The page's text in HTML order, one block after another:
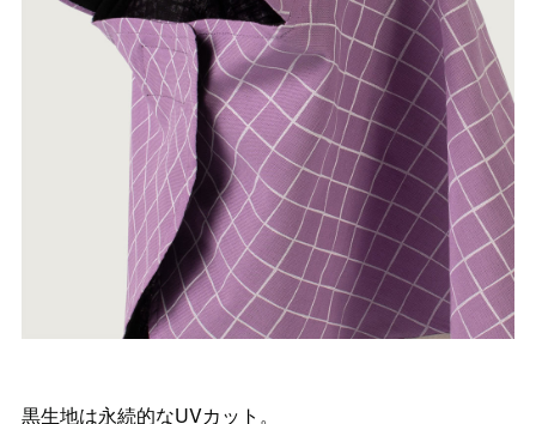
黒生地は永続的なUVカット。